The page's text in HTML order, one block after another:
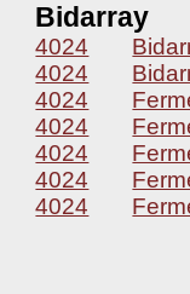
Bidarray
4024
4024
4024
4024
4024
4024
4024